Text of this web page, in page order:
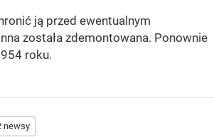
ją przed ewentualnym
została zdemontowana. Ponownie
roku.
newsy